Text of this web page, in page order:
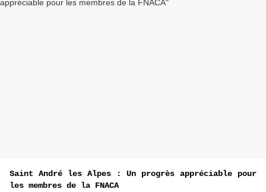
Saint André les Alpes : Un progrès appréciable pour
les membres de la FNACA